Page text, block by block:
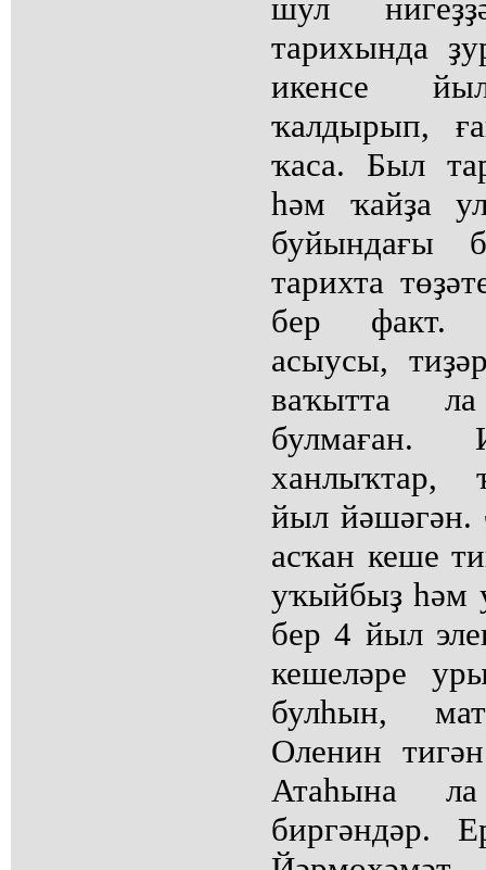
шул
тарихында
икенсе
ҡалдырып,
ҡаса. Был
һәм ҡайҙа
буйындағы
тарихта
бер факт.
асыусы,
ваҡытта
булмаған.
ханлыҡтар,
йыл йәшәгән.
асҡан кеше
уҡыйбыҙ һәм
бер 4 йыл
кешеләре
булһын,
Оленин
Атаһына
биргәндәр.